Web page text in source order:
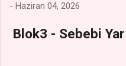
- Haziran 04, 2026
Blok3 - Sebebi